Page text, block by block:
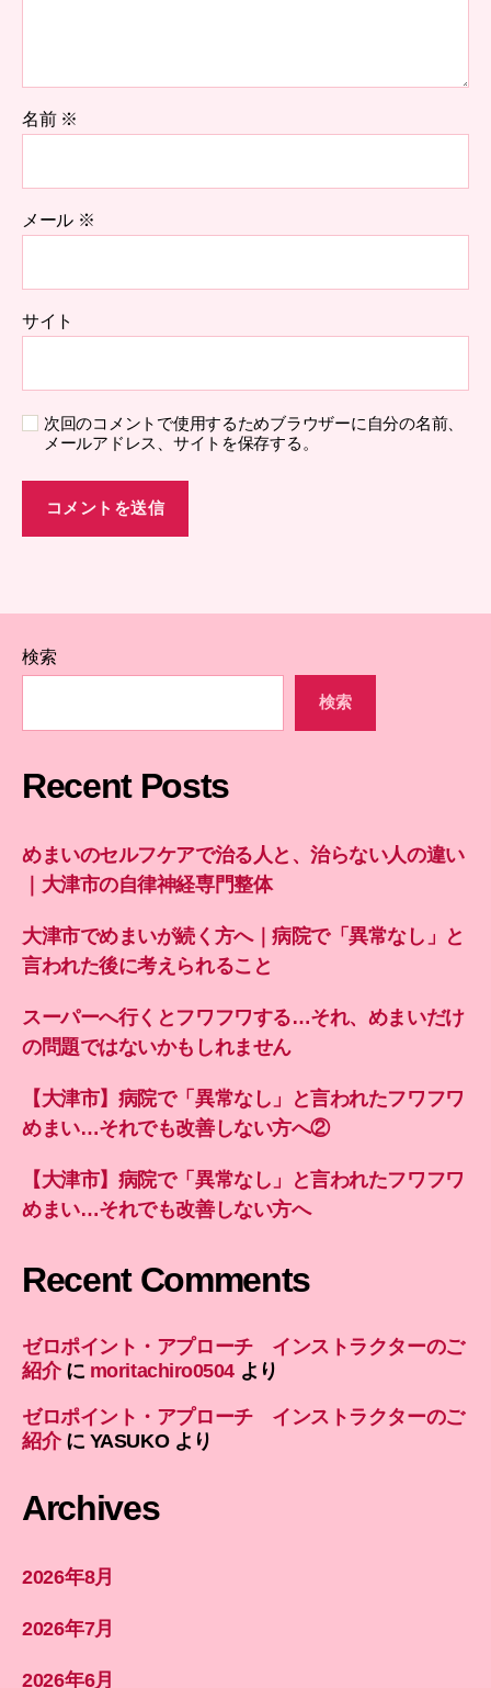
名前 ※
メール ※
サイト
次回のコメントで使用するためブラウザーに自分の名前、
メールアドレス、サイトを保存する。
検索
検索
Recent Posts
めまいのセルフケアで治る人と、治らない人の違い
｜大津市の自律神経専門整体
大津市でめまいが続く方へ｜病院で「異常なし」と
言われた後に考えられること
スーパーへ行くとフワフワする…それ、めまいだけ
の問題ではないかもしれません
【大津市】病院で「異常なし」と言われたフワフワ
めまい…それでも改善しない方へ②
【大津市】病院で「異常なし」と言われたフワフワ
めまい…それでも改善しない方へ
Recent Comments
ゼロポイント・アプローチ インストラクターのご
紹介に moritachiro0504 より
ゼロポイント・アプローチ インストラクターのご
紹介に YASUKOより
Archives
2026年8月
2026年7月
2026年6月